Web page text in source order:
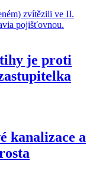
je proti
kanalizace a